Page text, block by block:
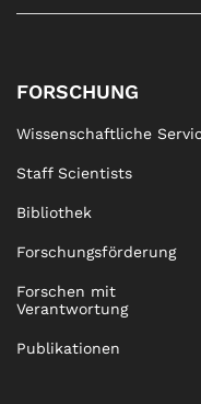
FORSCHUNG
Wissenschaftliche
Staff Scientists
Bibliothek
Forschungsförderung
Forschen mit
Verantwortung
Publikationen